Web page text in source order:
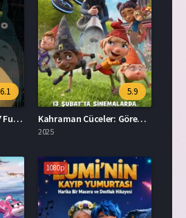
6.1
Tonari no Totoro 2007 Full İzle
5.9
Kahraman Cüceler: Görev Başında İzle
2025
1080p